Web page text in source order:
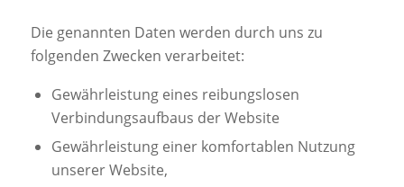
Die genannten Daten werden durch uns zu
folgenden Zwecken verarbeitet:
Gewährleistung eines reibungslosen
Verbindungsaufbaus der Website
Gewährleistung einer komfortablen Nutzung
unserer Website,